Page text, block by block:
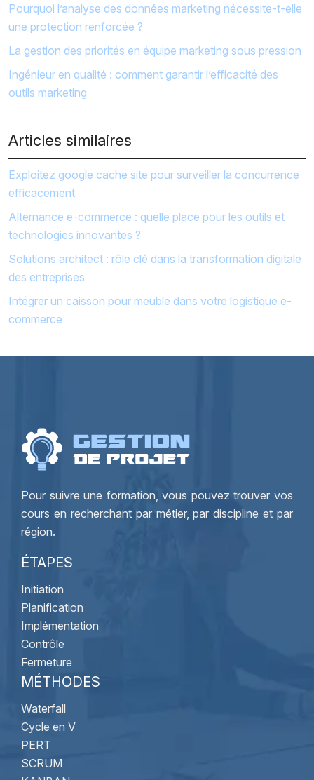
Pourquoi l’analyse des données marketing nécessite-t-elle
une protection renforcée ?
La gestion des priorités en équipe marketing sous pression
Ingénieur en qualité : comment garantir l’efficacité des
outils marketing
Articles similaires
Exploitez google cache site pour surveiller la concurrence
efficacement
Alternance e-commerce : quelle place pour les outils et
technologies innovantes ?
Solutions architect : rôle clé dans la transformation digitale
des entreprises
Intégrer un caisson pour meuble dans votre logistique e-
commerce
Pour suivre une formation, vous pouvez trouver vos
cours en recherchant par métier, par discipline et par
région.
ÉTAPES
Initiation
Planification
Implémentation
Contrôle
Fermeture
MÉTHODES
Waterfall
Cycle en V
PERT
SCRUM